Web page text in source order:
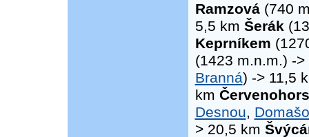
Ramzová(740
5,5 km Šerák
Keprníkem
(1423 m.n.m.) -
Branná) -> 11,5
km
Desnou,
> 20,5 km